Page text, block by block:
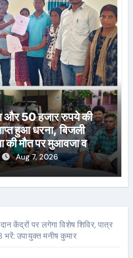
और 50 हजार रुपये की
हुआ धरना, बिजली
की मौत पर मुआवजा व
Aug 7, 2026
केंद्रों पर लगेगा विशेष शिविर, पात्र
भरें: उपायुक्त मनीष कुमार